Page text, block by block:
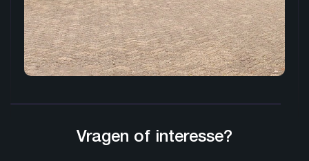
Vragen of interesse?